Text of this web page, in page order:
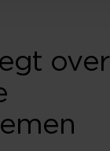
over